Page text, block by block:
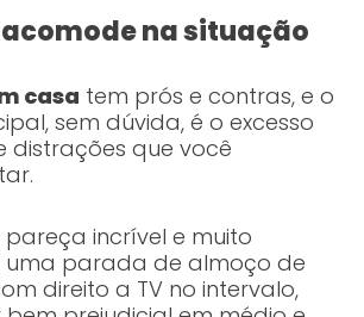
acomode na situação
casa tem prós e contras, e o
sem dúvida, é o excesso
distrações que você
pareça incrível e muito
uma parada de almoço de
direito a TV no intervalo,